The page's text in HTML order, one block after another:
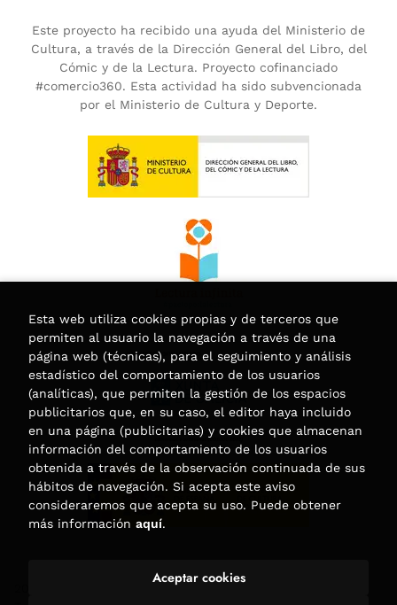
Este proyecto ha recibido una ayuda del Ministerio de
Cultura, a través de la Dirección General del Libro, del
Cómic y de la Lectura. Proyecto cofinanciado
#comercio360. Esta actividad ha sido subvencionada
por el Ministerio de Cultura y Deporte.
. Todos los Derechos Reservados |
Esta web utiliza cookies propias y de terceros que
permiten al usuario la navegación a través de una
página web (técnicas), para el seguimiento y análisis
estadístico del comportamiento de los usuarios
(analíticas), que permiten la gestión de los espacios
publicitarios que, en su caso, el editor haya incluido
en una página (publicitarias) y cookies que almacenan
información del comportamiento de los usuarios
obtenida a través de la observación continuada de sus
hábitos de navegación. Si acepta este aviso
consideraremos que acepta su uso. Puede obtener
más información aquí.
Aceptar cookies